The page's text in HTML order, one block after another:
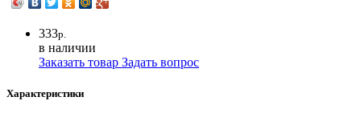
333р.
в наличии
Заказать товар Задать вопрос
Характеристики